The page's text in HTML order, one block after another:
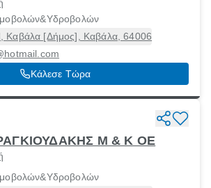
[Δήμος], Καβάλα, 64006
Κάλεσε Τώρα
Μ & Κ ΟΕ